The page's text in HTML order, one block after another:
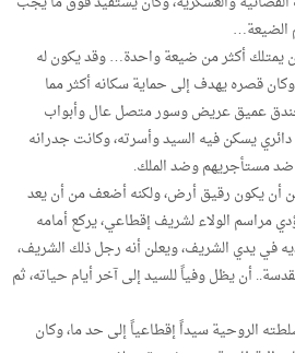
الضيعة…
يمتلك أكثر من ضيعة واحدة… وقد يكون له
قصره يهدف إلى حماية سكانه أكثر مما
عميق عريض وسور متصل عال وأبواب
يسكن فيه السيد وأسرته، وكانت جدرانه
ضد مستأجريهم وضد الملك.
من أن يكون رقيق أرض، ولكنه أضعف من أن يعد
مراسم الولاء لشريف إقطاعي، يركع أمامه
في يدي الشريف، ويعلن أنه رجل ذلك الشريف،
أن يظل وفياً للسيد إلى آخر أيام حياته، ثم
الروحية سيداً إقطاعياً إلى حد ما، وكان